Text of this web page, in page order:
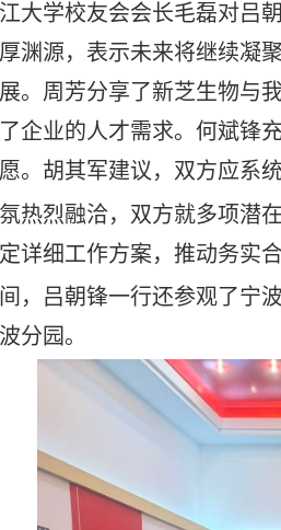
大学校友会会长毛磊对吕
渊源，表示未来将继续凝
。周芳分享了新芝生物与
企业的人才需求。何斌锋
。胡其军建议，双方应系
热烈融洽，双方就多项潜
详细工作方案，推动务实
，吕朝锋一行还参观了宁
分园。